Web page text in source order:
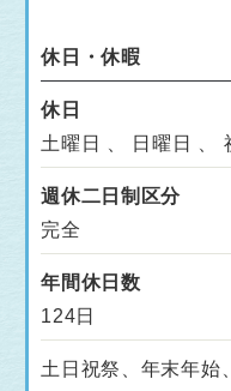
休日・休暇
休日
土曜日 、 日曜日 、
週休二日制区分
完全
年間休日数
124日
土日祝祭、年末年始